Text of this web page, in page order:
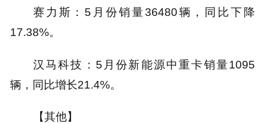
赛力斯：5月份销量36480辆，同比下降
17.38%。
汉马科技：5月份新能源中重卡销量1095
辆，同比增长21.4%。
【其他】